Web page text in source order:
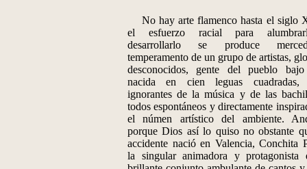
No hay arte flamenco hasta el siglo
el esfuerzo racial para
desarrollarlo se produce
temperamento de un grupo de artistas,
desconocidos, gente del pueblo
nacida en cien leguas cuadradas,
ignorantes de la música y de las
todos espontáneos y directamente
el númen artístico del ambiente.
porque Dios así lo quiso no obstante
accidente nació en Valencia, Conchita
la singular animadora y protagonista